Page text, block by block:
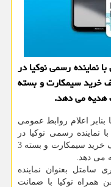
نماینده رسمی نوکیا در
خرید سیمکارت و بسته
هدیه می دهد.
اعلام روابط عمومی
رسمی نوکیا در
ایران، به خریداران گوشیهای نوکیا، تخفیف خرید سیمکارت و بسته 3
می دهد.
سامتل بعنوان نماینده
همراه نوکیا با ضمانت